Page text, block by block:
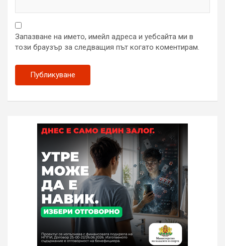
Запазване на името, имейл адреса и уебсайта ми в
този браузър за следващия път когато коментирам.